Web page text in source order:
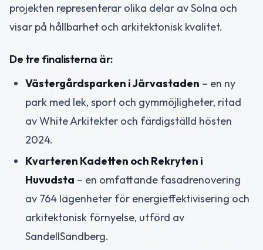
projekten representerar olika delar av Solna och
visar på hållbarhet och arkitektonisk kvalitet.
De tre finalisterna är:
Västergårdsparken i Järvastaden – en ny
park med lek, sport och gymmöjligheter, ritad
av White Arkitekter och färdigställd hösten
2024.
Kvarteren Kadetten och Rekryten i
Huvudsta – en omfattande fasadrenovering
av 764 lägenheter för energieffektivisering och
arkitektonisk förnyelse, utförd av
SandellSandberg.